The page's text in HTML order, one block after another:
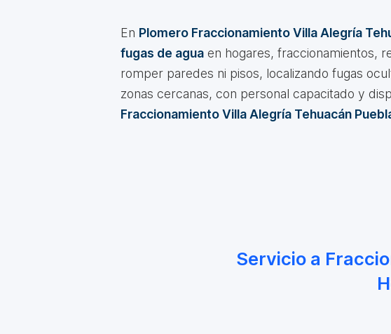
En Plomero Fraccionamiento Villa Alegría
fugas de agua en hogares, fraccionamientos,
romper paredes ni pisos, localizando fugas
zonas cercanas, con personal capacitado y
Fraccionamiento Villa Alegría Tehuacán
Servicio a